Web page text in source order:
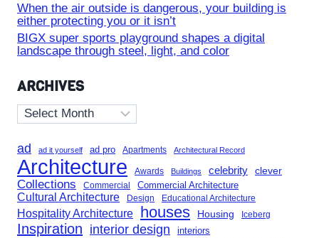
When the air outside is dangerous, your building is
either protecting you or it isn’t
BIGX super sports playground shapes a digital
landscape through steel, light, and color
ARCHIVES
Archives
ad ad it yourself ad pro Apartments Architectural Record
Architecture Awards Buildings celebrity clever
Collections Commercial Commercial Architecture
Cultural Architecture Design Educational Architecture
Hospitality Architecture houses Housing Iceberg
Inspiration interior design interiors